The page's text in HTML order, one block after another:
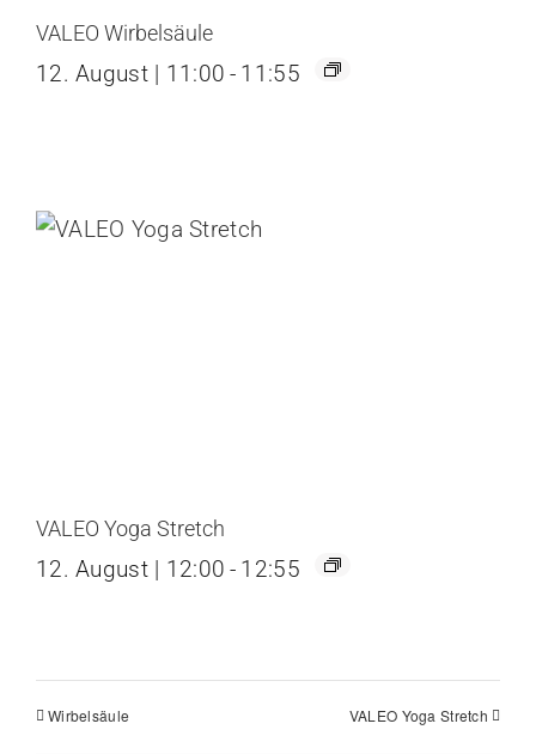
VALEO Wirbelsäule
12. August | 11:00 - 11:55
VALEO Yoga Stretch
12. August | 12:00 - 12:55
Wirbelsäule VALEO Yoga Stretch